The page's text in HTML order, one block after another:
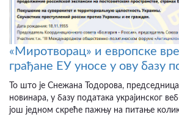
«Миротворац» и европске
грађане ЕУ уносе у ову базу
То што је Снежана Тодорова,
новинара, у базу података украјинског
још једном скреће пажњу на питање